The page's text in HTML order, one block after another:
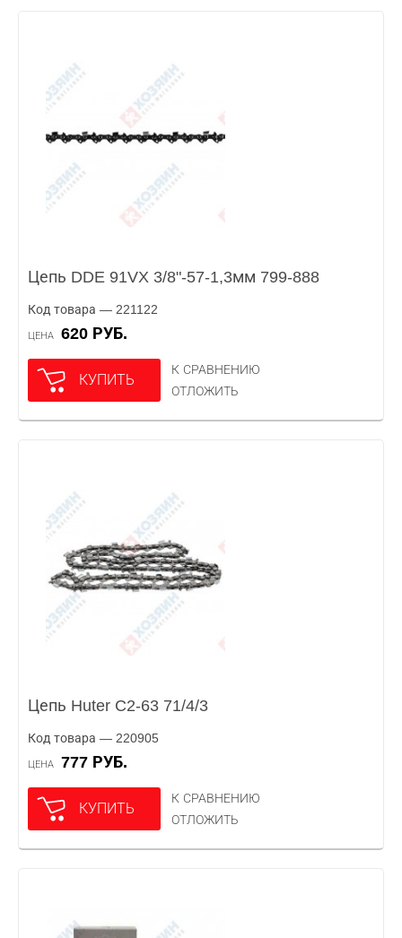
Цепь DDE 91VX 3/8"-57-1,3мм 799-888
Код товара — 221122
ЦЕНА 620 РУБ.
КУПИТЬ
К СРАВНЕНИЮ
ОТЛОЖИТЬ
Цепь Huter C2-63 71/4/3
Код товара — 220905
ЦЕНА 777 РУБ.
КУПИТЬ
К СРАВНЕНИЮ
ОТЛОЖИТЬ